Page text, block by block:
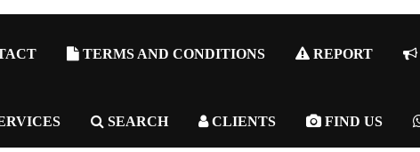
TERMS AND CONDITIONS REPORT
SEARCH CLIENTS FIND US